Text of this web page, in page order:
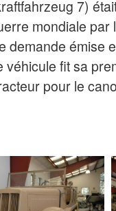
7)
mondiale par
émise
fit sa
pour le